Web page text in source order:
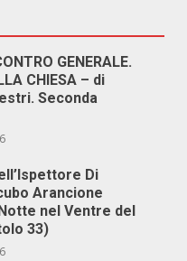
GENERALE.
CHIESA – di
Seconda
Di
Arancione
nel Ventre del
33)